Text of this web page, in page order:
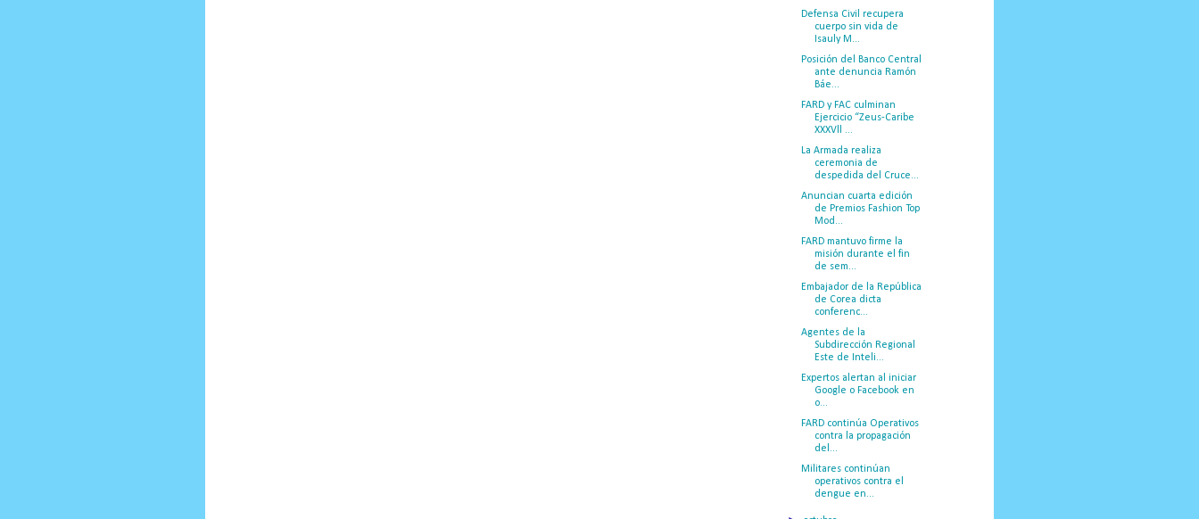
Defensa Civil recupera
cuerpo sin vida de
Isauly M...
Posición del Banco Central
ante denuncia Ramón
Báe...
FARD y FAC culminan
Ejercicio “Zeus-Caribe
XXXVll ...
La Armada realiza
ceremonia de
despedida del Cruce...
Anuncian cuarta edición
de Premios Fashion Top
Mod...
FARD mantuvo firme la
misión durante el fin
de sem...
Embajador de la República
de Corea dicta
conferenc...
Agentes de la
Subdirección Regional
Este de Inteli...
Expertos alertan al iniciar
Google o Facebook en
o...
FARD continúa Operativos
contra la propagación
del...
Militares continúan
operativos contra el
dengue en...